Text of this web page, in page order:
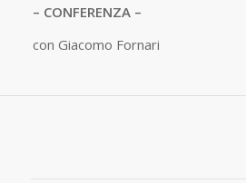
– CONFERENZA –
con Giacomo Fornari